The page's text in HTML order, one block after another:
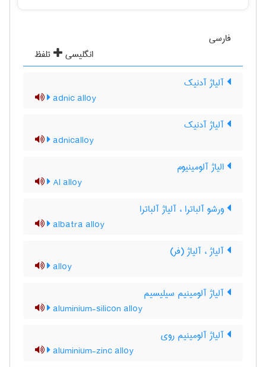
فارسی
انگلیسی
تلفظ
آلیاژ آدنیک
adnic alloy
آلیاژ آدنیک
adnicalloy
الیاژ آلومینیوم
Al alloy
ورشو آلباترا ، آلیاژ آلباترا
albatra alloy
آلیاژ ، آلیاژ (فر)
alloy
آلیاژ آلومینیم سیلیسیم
aluminium-silicon alloy
آلیاژ آلومینیم روی
aluminium-zinc alloy